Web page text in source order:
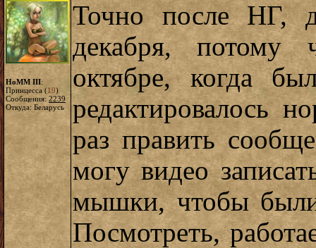
HoMM III:
Принцесса (19)
Сообщения: 2239
Откуда: Беларусь
Точно после НГ,
декабря, потому
октябре, когда
редактировалось
раз править
могу видео
мышки, чтобы
Посмотреть,